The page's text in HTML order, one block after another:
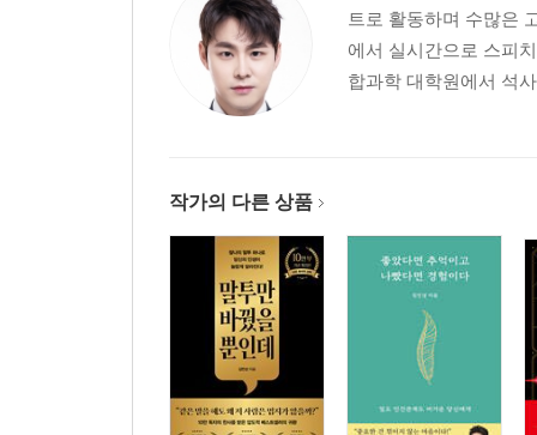
트로 활동하며 수많은
에서 실시간으로 스피
합과학 대학원에서 석
작가의 다른 상품